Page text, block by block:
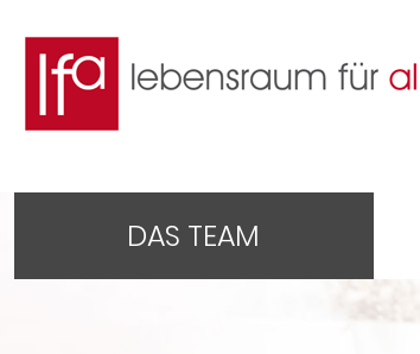
DAS TEAM